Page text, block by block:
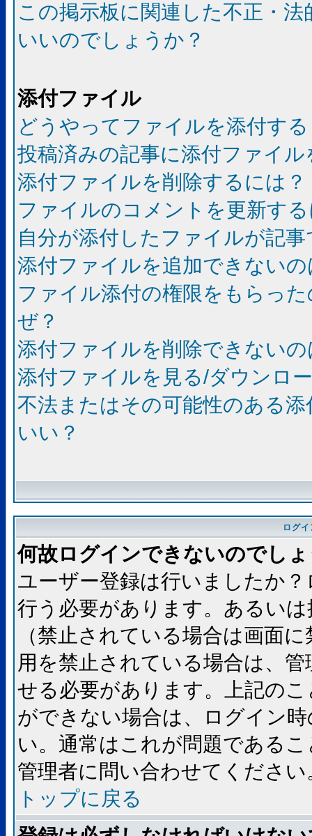
この掲示板に関連した不正・
いいのでしょうか？
添付ファイル
どうやってファイルを添付す
投稿済みの記事に添付ファイ
添付ファイルを削除するには？
ファイルのコメントを更新す
自分が添付したファイルが記
添付ファイルを追加できない
ファイル添付の権限をもらっ
ぜ？
添付ファイルを削除できない
添付ファイルを見る/ダウンロ
不法またはその可能性のある
いい？
ログ
何故ログインできないのでし
ユーザー登録は行いましたか
行う必要があります。あるい
（禁止されている場合は画面
用を禁止されている場合は、
せる必要があります。上記の
ができない場合は、ログイン
い。通常はこれが問題である
管理者に問い合わせてください
トップに戻る